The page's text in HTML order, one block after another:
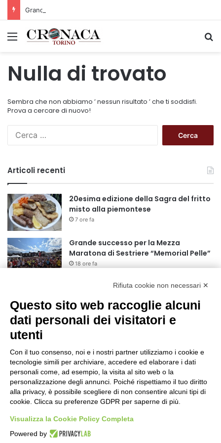
Menu
Nulla di trovato
Sembra che non abbiamo ’ nessun risultato ’ che ti soddisfi.
Prova a cercare di nuovo!
c
p
Articoli recenti
20esima edizione della Sagra del fritto
misto alla piemontese
7 ore fa
Grande successo per la Mezza
Maratona di Sestriere “Memorial Pelle”
18 ore fa
Basket Torino: gli allenamenti Pre-
agosto
1 giorno fa
fondamentale in Italia
1 giorno fa
Stop alla linea Torino-Bardonecchia
nel pieno della stagione turistica
1 giorno fa
Grande partecipazione alla Festa della
Madonna della Neve al Rifugio Ciao
Rifiuta cookie non necessari ✕
Questo sito web raccoglie alcuni
dati personali dei visitatori e
utenti
Con il tuo consenso, noi e i nostri partner utilizziamo i cookie e
tecnologie simili per archiviare, accedere ed elaborare i dati
personali come, ad esempio, la visita al sito web o la
personalizzazione degli annunci. Poiché rispettiamo il tuo diritto
alla privacy, è possibile scegliere di non consentire alcuni tipi di
cookie. Clicca su preferenze GDPR per saperne di più.
Visualizza la Cookie Policy Completa
Powered by